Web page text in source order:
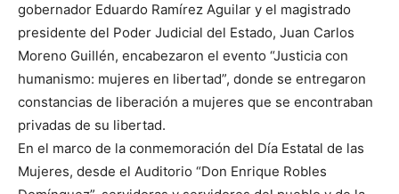
gobernador Eduardo Ramírez Aguilar y el magistrado
presidente del Poder Judicial del Estado, Juan Carlos
Moreno Guillén, encabezaron el evento “Justicia con
humanismo: mujeres en libertad”, donde se entregaron
constancias de liberación a mujeres que se encontraban
privadas de su libertad.
En el marco de la conmemoración del Día Estatal de las
Mujeres, desde el Auditorio “Don Enrique Robles